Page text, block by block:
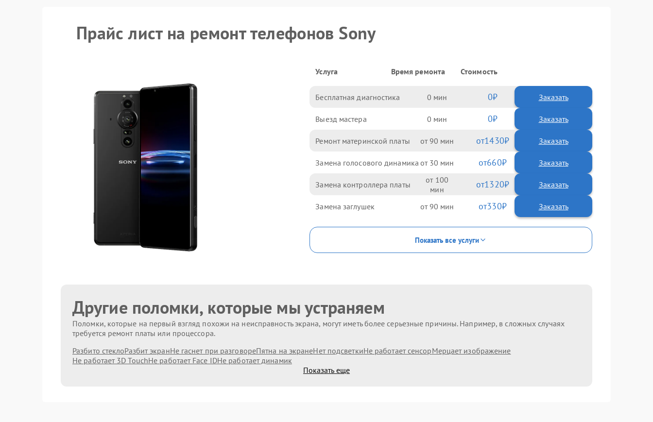
Прайс лист на ремонт телефонов Sony
Услуга Время ремонта Стоимость
Бесплатная диагностика 0 0 Заказать
Выезд мастера 0 0 Заказать
Ремонт материнской платы 90 1430
Замена голосового динамика 30 660
Замена контроллера платы 100 1320
Замена заглушек 90 330
Показать все услуги
Другие поломки, которые мы устраняем
Поломки, которые на первый взгляд похожи на неисправность экрана, могут иметь более серьезные причины. Например, в сложных случаях
требуется ремонт платы или процессора.
Разбито стеклоРазбит экранНе гаснет при разговореПятна на экранеНет подсветкиНе работает сенсорМерцает изображение
Не работает 3D TouchНе работает Face IDНе работает динамик
Показать еще